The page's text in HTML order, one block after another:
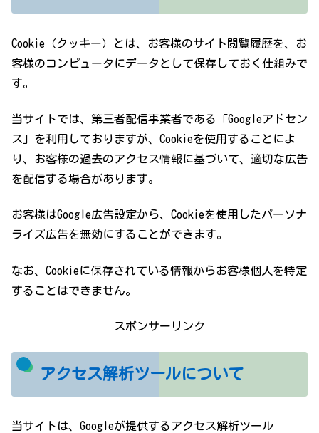
Cookie（クッキー）とは、お客様のサイト閲覧履歴を、お
客様のコンピュータにデータとして保存しておく仕組みで
す。
当サイトでは、第三者配信事業者である「Googleアドセン
ス」を利用しておりますが、Cookieを使用することによ
り、お客様の過去のアクセス情報に基づいて、適切な広告
を配信する場合があります。
お客様はGoogle広告設定から、Cookieを使用したパーソナ
ライズ広告を無効にすることができます。
なお、Cookieに保存されている情報からお客様個人を特定
することはできません。
スポンサーリンク
アクセス解析ツールについて
当サイトは、Googleが提供するアクセス解析ツール